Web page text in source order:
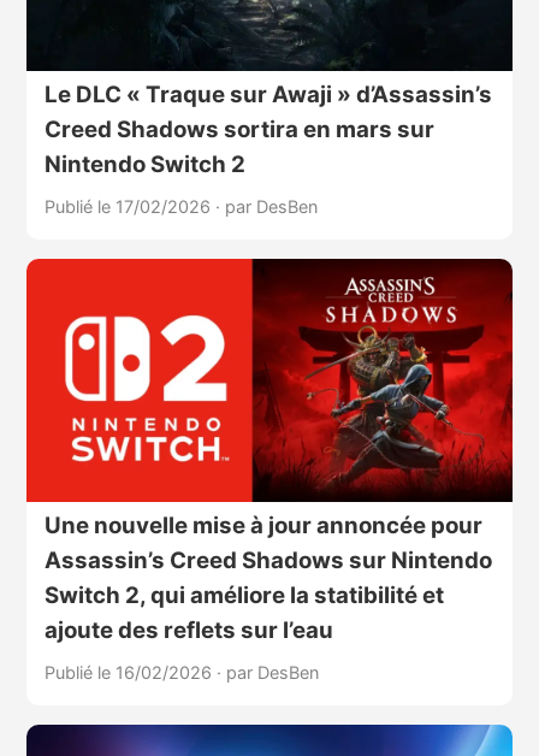
Le DLC « Traque sur Awaji » d’Assassin’s
Creed Shadows sortira en mars sur
Nintendo Switch 2
Publié le 17/02/2026 · par DesBen
Une nouvelle mise à jour annoncée pour
Assassin’s Creed Shadows sur Nintendo
Switch 2, qui améliore la statibilité et
ajoute des reflets sur l’eau
Publié le 16/02/2026 · par DesBen